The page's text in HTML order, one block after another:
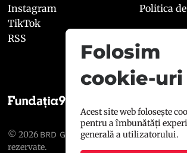
Instagram
TikTok
RSS
Politica
© 2026 BRD GROUPE SOCIÉTÉ GÉNÉRALE
rezervate.
Folosim
cookie-uri
Acest site web folosește
pentru a îmbunătăți
generală a utilizatorului.